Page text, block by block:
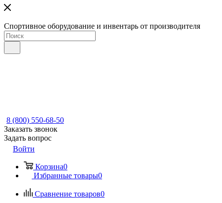
Спортивное оборудование и инвентарь от производителя
8 (800) 550-68-50
Заказать звонок
Задать вопрос
Войти
Корзина0
Избранные товары0
Сравнение товаров0